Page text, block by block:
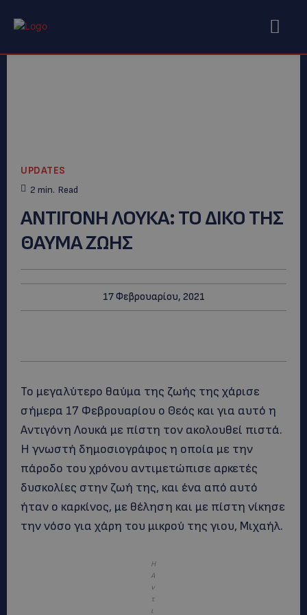
UPDATES
2 min. Read
ΑΝΤΙΓΟΝΗ ΛΟΥΚΑ: ΤΟ ΔΙΚΟ ΤΗΣ
ΘΑΥΜΑ ΖΩΗΣ
17 Φεβρουαρίου, 2021
Το μεγαλύτερο θαύμα της ζωής της χάρισε
σήμερα 17 Φεβρουαρίου ο Θεός και για αυτό η
Αντιγόνη Λουκά με πίστη τον ακολουθεί πιστά.
Η γνωστή δημοσιογράφος η οποία με την
πάροδο του χρόνου αντιμετώπισε αρκετές
δυσκολίες στην ζωή της, και ένα από αυτό
ήταν ο καρκίνος, με θέληση και με πίστη νίκησε
την νόσο για χάρη του μικρού της γιου, Μιχαήλ.
Η
Α
ν
τ
ι